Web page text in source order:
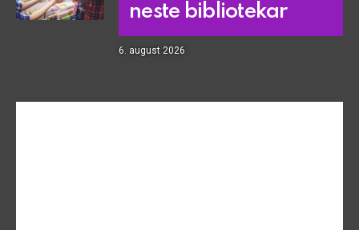
neste bibliotekar
6. august 2026